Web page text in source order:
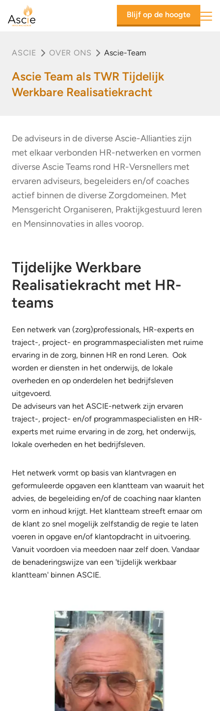
Ascie Blijf op de hoogte
Ascie Team als TWR Tijdelijk
Werkbare Realisatiekracht
ASCIE OVER ONS Ascie-Team
De adviseurs in de diverse Ascie-Allianties zijn
met elkaar verbonden HR-netwerken en vormen
diverse Ascie Teams rond HR-Versnellers met
ervaren adviseurs, begeleiders en/of coaches
actief binnen de diverse Zorgdomeinen. Met
Mensgericht Organiseren, Praktijkgestuurd leren
en Mensinnovaties in alles voorop.
Tijdelijke Werkbare
Realisatiekracht met HR-
teams
Een netwerk van (zorg)professionals, HR-experts en
traject-, project- en programmaspecialisten met ruime
ervaring in de zorg, binnen HR en rond Leren. Ook
worden er diensten in het onderwijs, de lokale
overheden en op onderdelen het bedrijfsleven
uitgevoerd.
De adviseurs van het ASCIE-netwerk zijn ervaren
traject-, project- en/of programmaspecialisten en HR-
experts met ruime ervaring in de zorg, het onderwijs,
lokale overheden en het bedrijfsleven.
Het netwerk vormt op basis van klantvragen en
geformuleerde opgaven een klantteam van waaruit het
advies, de begeleiding en/of de coaching naar klanten
vorm en inhoud krijgt. Het klantteam streeft ernaar om
de klant zo snel mogelijk zelfstandig de regie te laten
voeren in opgave en/of klantopdracht in uitvoering.
Vanuit voordoen via meedoen naar zelf doen. Vandaar
de benaderingswijze van een 'tijdelijk werkbaar
klantteam' binnen ASCIE.